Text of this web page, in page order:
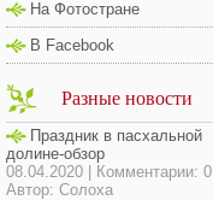
На Фотостране
В Facebook
Разные новости
Праздник в пасхальной
долине-обзор
08.04.2020 | Комментарии: 0
Автор: Солоха